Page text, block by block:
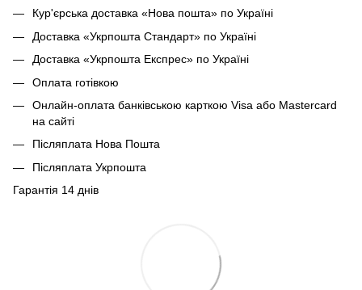
Кур'єрська доставка «Нова пошта» по Україні
Доставка «Укрпошта Стандарт» по Україні
Доставка «Укрпошта Експрес» по Україні
Оплата готівкою
Онлайн-оплата банківською карткою Visa або Mastercard
на сайті
Післяплата Нова Пошта
Післяплата Укрпошта
Гарантія 14 днів